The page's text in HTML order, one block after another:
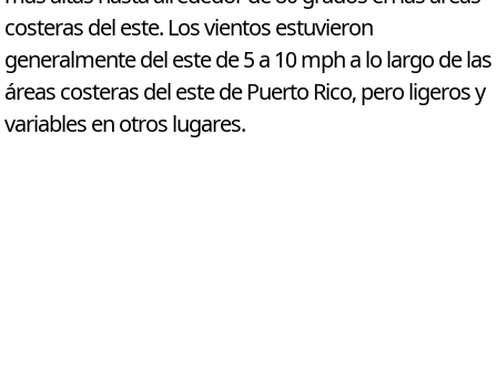
costeras del este. Los vientos estuvieron
generalmente del este de 5 a 10 mph a lo largo de las
áreas costeras del este de Puerto Rico, pero ligeros y
variables en otros lugares.